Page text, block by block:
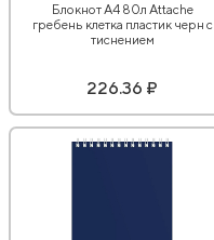
Блокнот А4 80л Attache
гребень клетка пластик черн с
тиснением
226.36 ₽